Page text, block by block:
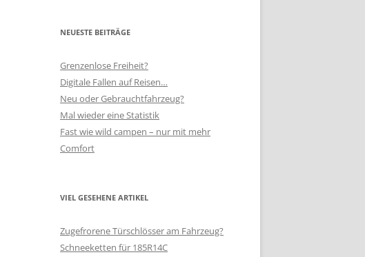
NEUESTE BEITRÄGE
Grenzenlose Freiheit?
Digitale Fallen auf Reisen…
Neu oder Gebrauchtfahrzeug?
Mal wieder eine Statistik
Fast wie wild campen – nur mit mehr
Comfort
VIEL GESEHENE ARTIKEL
Zugefrorene Türschlösser am Fahrzeug?
Schneeketten für 185R14C